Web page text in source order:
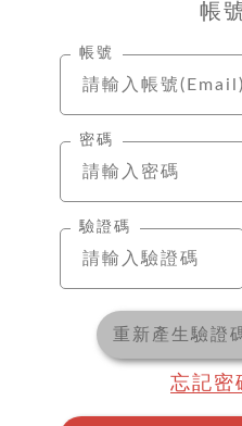
帳
帳號
密碼
驗證碼
重新產生驗證
忘記密